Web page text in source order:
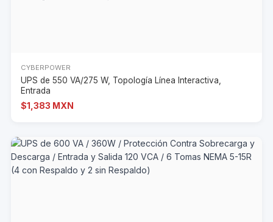
CYBERPOWER
UPS de 550 VA/275 W, Topología Línea Interactiva,
Entrada
$1,383 MXN